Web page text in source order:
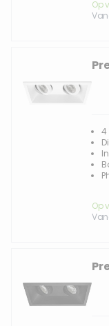
Op
4
Op